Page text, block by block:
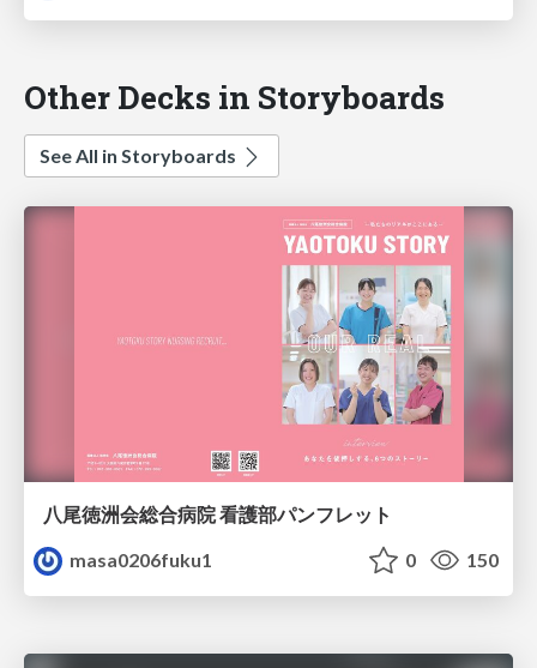
Other Decks in Storyboards
See All in Storyboards
八尾徳洲会総合病院 看護部パンフレット
masa0206fuku1
0 150